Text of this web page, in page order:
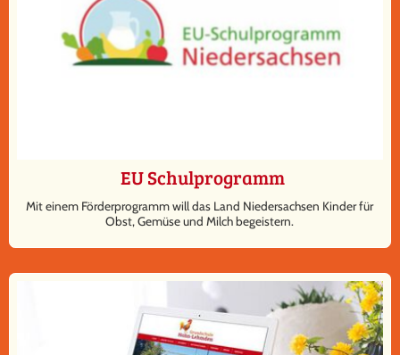
EU Schulprogramm
Mit einem Förderprogramm will das Land Niedersachsen Kinder für
Obst, Gemüse und Milch begeistern.